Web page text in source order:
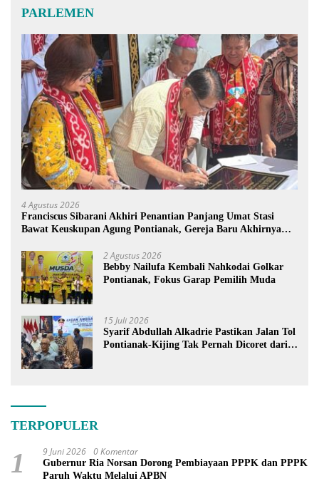
PARLEMEN
4 Agustus 2026
Franciscus Sibarani Akhiri Penantian Panjang Umat Stasi
Bawat Keuskupan Agung Pontianak, Gereja Baru Akhirnya
2 Agustus 2026
Bebby Nailufa Kembali Nahkodai Golkar
Pontianak, Fokus Garap Pemilih Muda
15 Juli 2026
Syarif Abdullah Alkadrie Pastikan Jalan Tol
Pontianak-Kijing Tak Pernah Dicoret dari
TERPOPULER
1 9 Juni 2026 0 Komentar
Gubernur Ria Norsan Dorong Pembiayaan PPPK dan PPPK
Paruh Waktu Melalui APBN